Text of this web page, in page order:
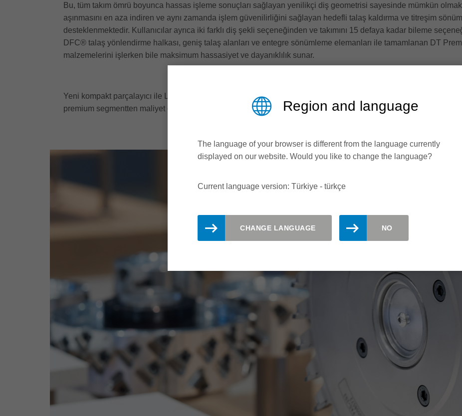
Bu, tüm takım ömrü boyunca hassas işleme sonuçları sağlayan yenilikçi diş geometrisi sayesinde mümkün
aşınmasını en aza indiren ve aynı zamanda işlem güvenilirliğini sağlayan hedefli talaş kaldırma ve titreşim
desteklenmektedir. Kullanıcılar ayrıca iki farklı diş şekli seçeneğinden ve takımını 15 defaya kadar bileme
DFC® talaş yönlendirme halkası, geniş talaş alanları ve entegre sönümleme elemanları ile tamamlanan DT
malzemelerini işlerken bile maksimum hassasiyet ve dayanıklılık sunar.
Yeni kompakt parçalayıcı ile Leitz dünya pazar lideri, ahşap işleme endüstrisi için çözüm sağlayıcı olarak
premium segmentten maliyet optimizasyonlu varyantlara kadar her türlü gereksinim için verimli ve etkili panel
Region and language
The language of your browser is different from the language currently
displayed on our website. Would you like to change the language?
Current language version: Türkiye - türkçe
CHANGE LANGUAGE NO